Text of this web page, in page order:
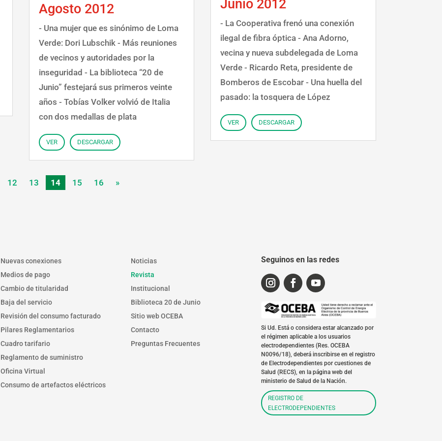
Agosto 2012
- Una mujer que es sinónimo de Loma
Verde: Dori Lubschik - Más reuniones
de vecinos y autoridades por la
inseguridad - La biblioteca “20 de
Junio” festejará sus primeros veinte
años - Tobías Volker volvió de Italia
con dos medallas de plata
VER DESCARGAR
Junio 2012
- La Cooperativa frenó una conexión
ilegal de fibra óptica - Ana Adorno,
vecina y nueva subdelegada de Loma
Verde - Ricardo Reta, presidente de
Bomberos de Escobar - Una huella del
pasado: la tosquera de López
VER DESCARGAR
12 13 14 15 16 »
Nuevas conexiones
Medios de pago
Cambio de titularidad
Baja del servicio
Revisión del consumo facturado
Pilares Reglamentarios
Cuadro tarifario
Reglamento de suministro
Oficina Virtual
Consumo de artefactos eléctricos
Noticias
Revista
Institucional
Biblioteca 20 de Junio
Sitio web OCEBA
Contacto
Preguntas Frecuentes
Seguinos en las redes
Si Ud. Está o considera estar alcanzado por
el régimen aplicable a los usuarios
electrodependientes (Res. OCEBA
N0096/18), deberá inscribirse en el registro
de Electrodependientes por cuestiones de
Salud (RECS), en la página web del
ministerio de Salud de la Nación.
REGISTRO DE
ELECTRODEPENDIENTES